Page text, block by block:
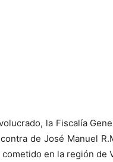
la Fiscalía
de José Manuel
en la región de